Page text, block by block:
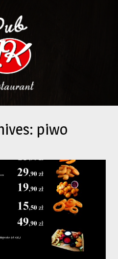
piwo